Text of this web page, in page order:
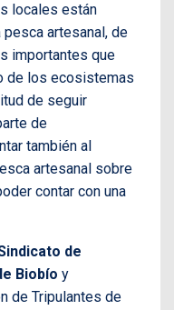
locales están
artesanal, de
importantes que
de los ecosistemas
de seguir
de
también al
artesanal sobre
contar con una
de
Biobío y
de Tripulantes de